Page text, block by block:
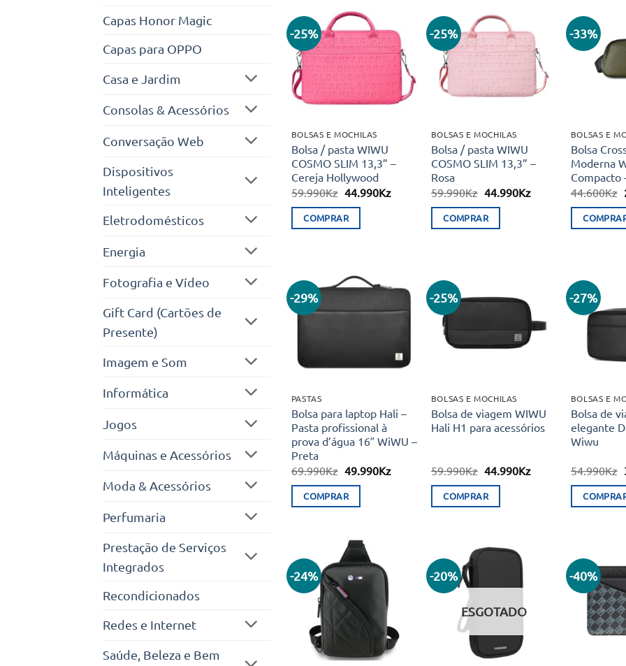
Capas Honor Magic
Capas para OPPO
Casa e Jardim
Consolas & Acessórios
Conversação Web
Dispositivos
Inteligentes
Eletrodomésticos
Energia
Fotografia e Vídeo
Gift Card (Cartões de
Presente)
Imagem e Som
Informática
Jogos
Máquinas e Acessórios
Moda & Acessórios
Perfumaria
Prestação de Serviços
Integrados
Recondicionados
Redes e Internet
Saúde, Beleza e Bem
-25%
Adicionar
aos meus
desejos
BOLSAS E MOCHILAS
Bolsa / pasta WIWU
COSMO SLIM 13,3” –
Cereja Hollywood
59.990Kz O
original
era:
44.990KzO
COMPRAR
-25%
Adicionar
aos meus
desejos
BOLSAS E MOCHILAS
Bolsa / pasta WIWU
COSMO SLIM 13,3” –
Rosa
59.990Kz O
original
era:
44.990KzO
COMPRAR
-33%
BOLSAS E
Bolsa
Moderna
Compacto
44.600Kz
-29%
aos meus
PASTAS
Bolsa para laptop Hali –
Pasta profissional à
prova d’água 16″ WiWU –
Preta
69.990Kz O
original
era:
49.990KzO
COMPRAR
-25%
Adicionar
aos meus
desejos
BOLSAS E MOCHILAS
Bolsa de viagem WIWU
Hali H1 para acessórios
59.990Kz O
original
era:
44.990KzO
COMPRAR
-27%
BOLSAS E
Bolsa de
elegante
Wiwu
54.990Kz
-24%
Adicionar
desejos
-20%
Adicionar
aos meus
ESGOTADO
-40%